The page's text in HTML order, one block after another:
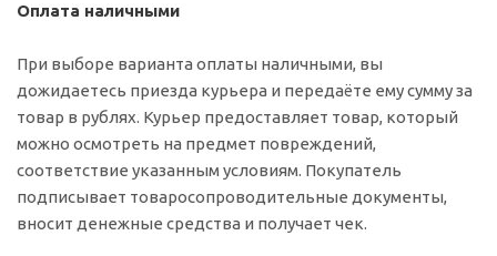
Оплата наличными
При выборе варианта оплаты наличными, вы
дожидаетесь приезда курьера и передаёте ему сумму за
товар в рублях. Курьер предоставляет товар, который
можно осмотреть на предмет повреждений,
соответствие указанным условиям. Покупатель
подписывает товаросопроводительные документы,
вносит денежные средства и получает чек.